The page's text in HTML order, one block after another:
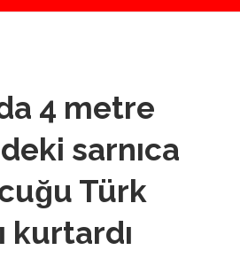
4 metre
sarnıca
Türk
kurtardı